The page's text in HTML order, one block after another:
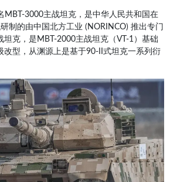
MBT-3000主战坦克，是中华人民共和国在
制的由中国北方工业 (NORINCO) 推出专门
坦克，是MBT-2000主战坦克（VT-1）基础
改型，从渊源上是基于90-II式坦克一系列衍